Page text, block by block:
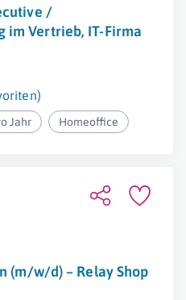
/
im Vertrieb, IT-Firma
Jahr Homeoffice
(m/w/d) – Relay Shop